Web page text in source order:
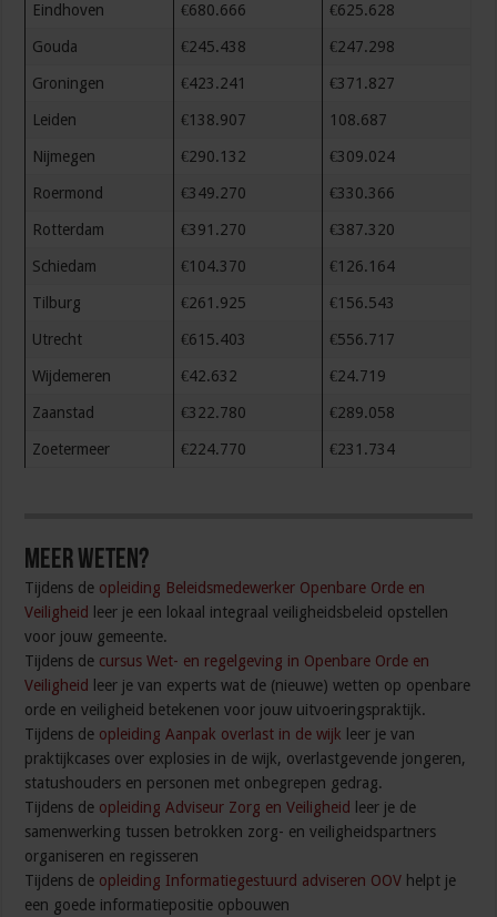
Eindhoven €680.666 €625.628
Gouda €245.438 €247.298
Groningen €423.241 €371.827
Leiden €138.907 108.687
Nijmegen €290.132 €309.024
Roermond €349.270 €330.366
Rotterdam €391.270 €387.320
Schiedam €104.370 €126.164
Tilburg €261.925 €156.543
Utrecht €615.403 €556.717
Wijdemeren €42.632 €24.719
Zaanstad €322.780 €289.058
Zoetermeer €224.770 €231.734
Meer weten?
Tijdens de opleiding Beleidsmedewerker Openbare Orde en
Veiligheid
leer je een lokaal integraal veiligheidsbeleid opstellen
voor jouw gemeente.
Tijdens de cursus Wet- en regelgeving in Openbare Orde en
Veiligheid
leer je van experts wat de (nieuwe) wetten op openbare
orde en veiligheid betekenen voor jouw uitvoeringspraktijk.
Tijdens de opleiding Aanpak overlast in de wijk leer je van
praktijkcases over explosies in de wijk, overlastgevende jongeren,
statushouders en personen met onbegrepen gedrag.
Tijdens de opleiding Adviseur Zorg en Veiligheid
leer je de
samenwerking tussen betrokken zorg- en veiligheidspartners
organiseren en regisseren
Tijdens de opleiding Informatiegestuurd adviseren OOV helpt je
een goede informatiepositie opbouwen